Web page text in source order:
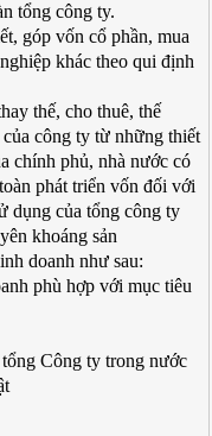
tổng công ty.
góp vốn cổ phần, mua
khác theo qui định
thế, cho thuê, thế
công ty từ những thiết
chính phủ, nhà nước có
phát triển vốn đối với
dụng của tổng công ty
khoáng sản
doanh như sau:
phù hợp với mục tiêu
Công ty trong nước